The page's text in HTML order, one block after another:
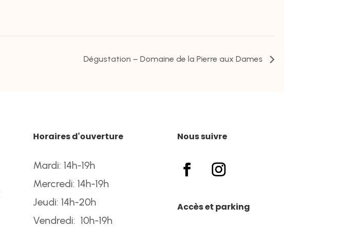
Dégustation – Domaine de la Pierre aux Dames
Horaires d'ouverture
Mardi: 14h-19h
Mercredi: 14h-19h
Jeudi: 14h-20h
Vendredi: 10h-19h
Nous suivre
Accès et parking